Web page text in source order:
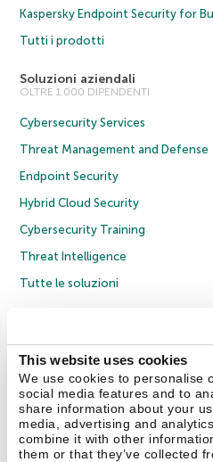
This website uses cookies
We use cookies to personalise
social media features and to
share information about your
media, advertising and
combine it with other
them or that they’ve collected
Kaspersky Endpoint Security for
Tutti i prodotti
Soluzioni aziendali
OLTRE 1.000 DIPENDENTI
Cybersecurity Services
Threat Management and Defense
Endpoint Security
Hybrid Cloud Security
Cybersecurity Training
Threat Intelligence
Tutte le soluzioni
Policy anticorruzione
Contratto di
Cookies
Contatti Chi siamo Partner Blog
Securelist Eugene Personal Blog